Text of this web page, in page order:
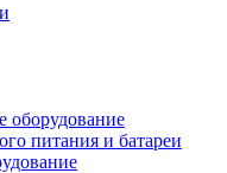
оборудование
питания и батареи